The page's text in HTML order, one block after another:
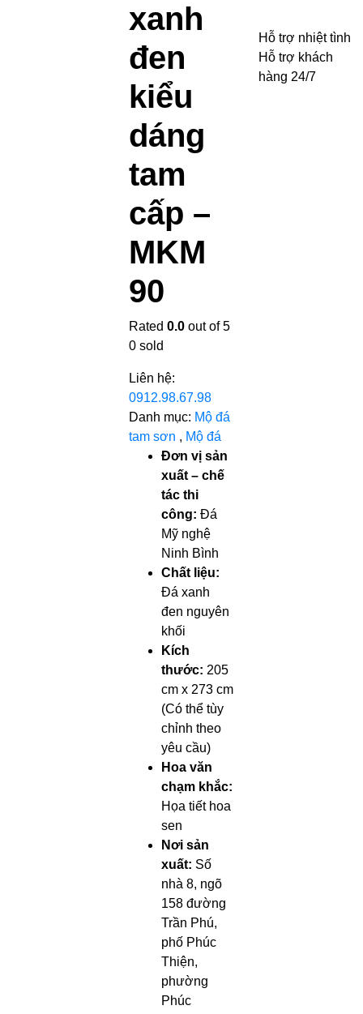
xanh
đen
kiểu
dáng
tam
cấp –
MKM
90
Rated0.0 out of 5
0 sold
Liên hệ:
0912.98.67.98
Danh mục: Mộ đá
tam sơn , Mộ đá
Đơn vị sản
xuất – chế
tác thi
công:Đá
Mỹ nghệ
Ninh Bình
Chất liệu:
Đá xanh
đen nguyên
khối
Kích
thước: 205
cm x 273 cm
(Có thể tùy
chỉnh theo
yêu cầu)
Hoa văn
chạm khắc:
Họa tiết hoa
sen
Nơi sản
xuất: Số
nhà 8, ngõ
158 đường
Trần Phú,
phố Phúc
Thiện,
phường
Phúc
Hỗ trợ nhiệt tình
Hỗ trợ khách
hàng 24/7